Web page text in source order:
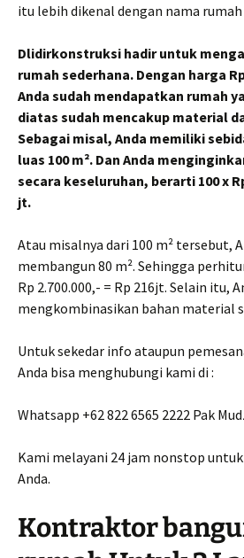
itu lebih dikenal dengan nama
Dlidirkonstruksi hadir untuk
rumah sederhana. Dengan harga
Anda sudah mendapatkan rumah
diatas sudah mencakup material
Sebagai misal, Anda memiliki
luas 100 m². Dan Anda
secara keseluruhan, berarti 100 x
jt.
Atau misalnya dari 100 m² tersebut,
membangun 80 m². Sehingga
Rp 2.700.000,- = Rp 216jt. Selain itu,
mengkombinasikan bahan material
Untuk sekedar info ataupun
Anda bisa menghubungi kami di :
Whatsapp +62 822 6565 2222 Pak
Kami melayani 24 jam nonstop
Anda.
Kontraktor